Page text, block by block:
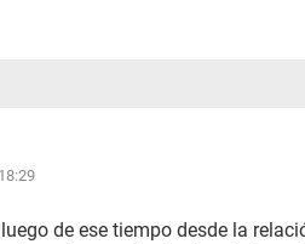
de ese tiempo desde la